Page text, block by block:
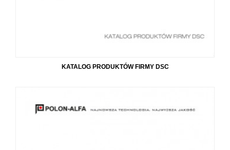
KATALOG PRODUKTÓW FIRMY DSC